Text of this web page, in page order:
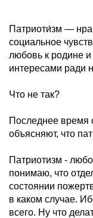
Патриоти́зм —
социальное
любовь к родине и
интересами ради
Что не так?
Последнее время
объясняют, что
Патриотизм -
понимаю, что
состоянии
в каком случае.
всего. Ну что